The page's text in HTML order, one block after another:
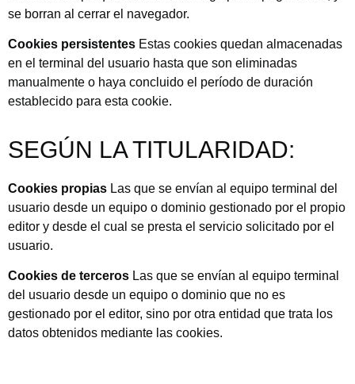
se borran al cerrar el navegador.
Cookies persistentes Estas cookies quedan almacenadas
en el terminal del usuario hasta que son eliminadas
manualmente o haya concluido el período de duración
establecido para esta cookie.
SEGÚN LA TITULARIDAD:
Cookies propias Las que se envían al equipo terminal del
usuario desde un equipo o dominio gestionado por el propio
editor y desde el cual se presta el servicio solicitado por el
usuario.
Cookies de terceros Las que se envían al equipo terminal
del usuario desde un equipo o dominio que no es
gestionado por el editor, sino por otra entidad que trata los
datos obtenidos mediante las cookies.